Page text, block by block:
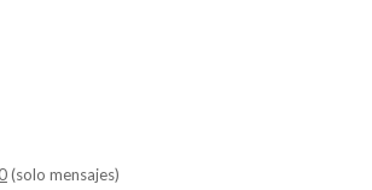
(solo mensajes)